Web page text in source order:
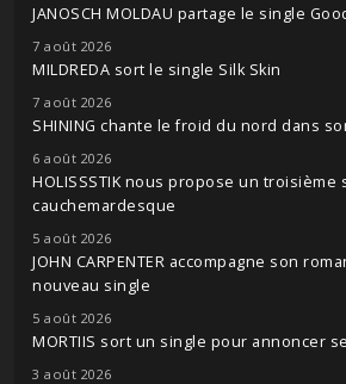
JANOSCH MOLDAU partage le single
7 août 2026
MILDREDA sort le single Silk Skin
7 août 2026
SHINING chante le froid du nord dans
6 août 2026
HOLISSSTIK nous propose un troisième
cauchemardesque
5 août 2026
JOHN CARPENTER accompagne son
nouveau single
5 août 2026
MORTIIS sort un single pour annoncer
3 août 2026